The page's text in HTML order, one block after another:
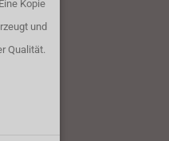
Kopie
und
Qualität.